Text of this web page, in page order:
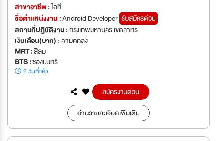
สาขาอาชีพ :ไอที
ชื่อตำเเหน่งงาน :Android Developer รับสมัครด่วน
สถานที่ปฏิบัติงาน :กรุงเทพมหานคร เขตสาทร
เงินเดือน(บาท) :ตามตกลง
MRT :สีลม
BTS :ช่องนนทรี
2 วันที่แล้ว
สมัครงานด่วน
อ่านรายละเอียดเพิ่มเติม